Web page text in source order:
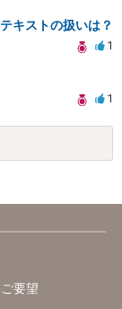
キストの扱いは？
1
1
要望